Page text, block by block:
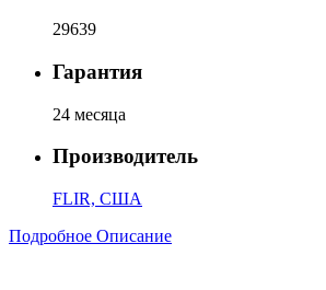
29639
Гарантия
24 месяца
Производитель
FLIR, США
Подробное Описание